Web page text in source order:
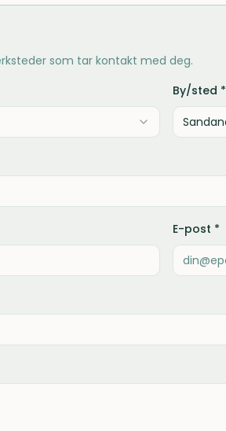
som tar kontakt med deg.
By/sted *
E-post *